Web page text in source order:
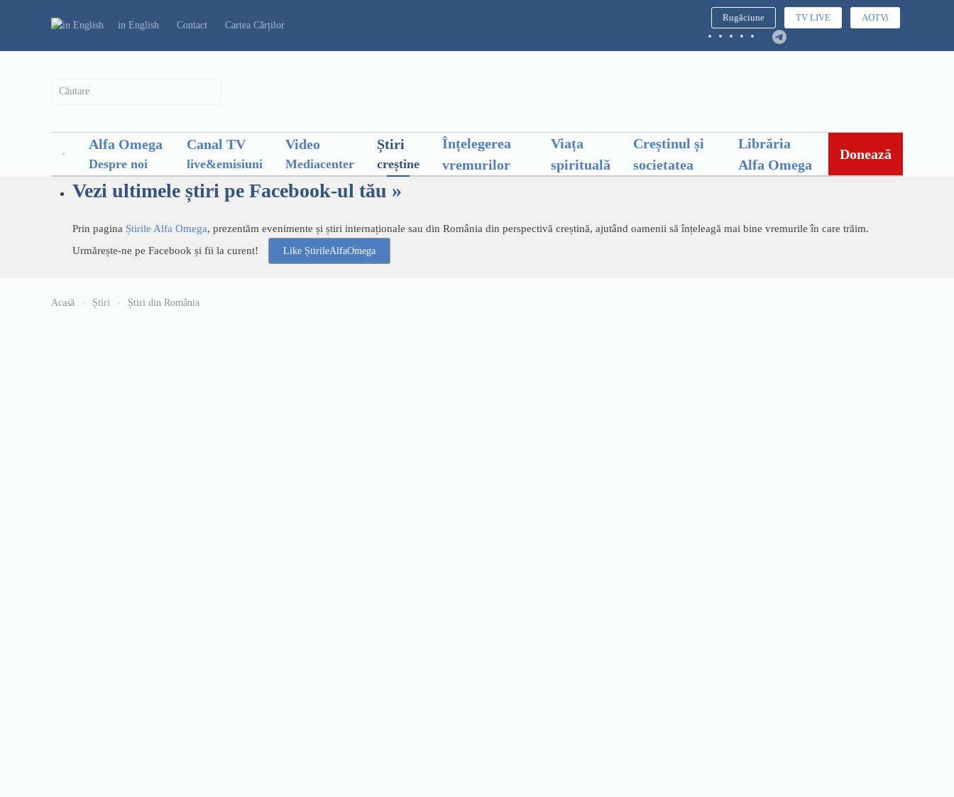
in English Contact Cartea Cărților
Rugăciune TV LIVE AOTVi
Alfa Omega
Despre noi
Canal TV
live&emisiuni
Video
Mediacenter
Știri
creștine
Înțelegerea
vremurilor
Viața
spirituală
Creștinul și
societatea
Librăria
Alfa Omega
Donează
Vezi ultimele știri pe Facebook-ul tău »
Prin pagina Știrile Alfa Omega, prezentăm evenimente și știri internaționale sau din România din perspectivă creștină, ajutând oamenii să înțeleagă mai bine vremurile în care trăim.
Urmărește-ne pe Facebook și fii la curent!
Like ȘtirileAlfaOmega
Acasă Știri Știri din România